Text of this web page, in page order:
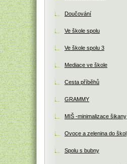
Doučování
Ve škole spolu
Ve škole spolu 3
Mediace ve škole
Cesta příběhů
GRAMMY
MIŠ -minimalizace šikany
Ovoce a zelenina do škol
Spolu s bubny